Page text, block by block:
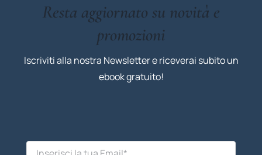
Resta aggiornato su novità e
promozioni
Iscriviti alla nostra Newsletter e riceverai subito un
ebook gratuito!